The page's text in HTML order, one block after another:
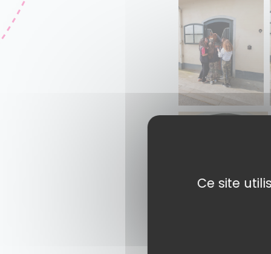
Ce site